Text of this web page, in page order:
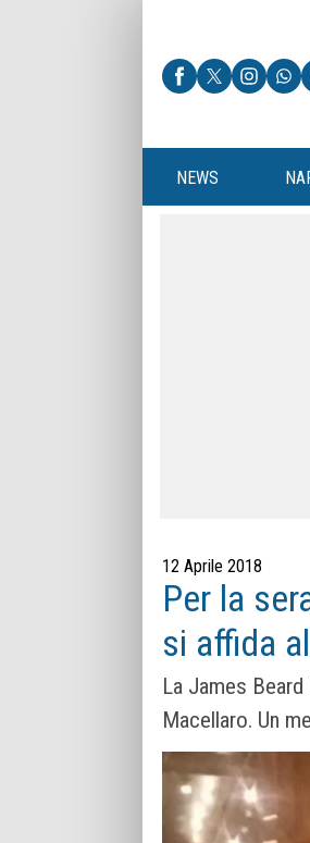
NEWS
12 Aprile 2018
Per la
si affida
La James
Macellaro. Un